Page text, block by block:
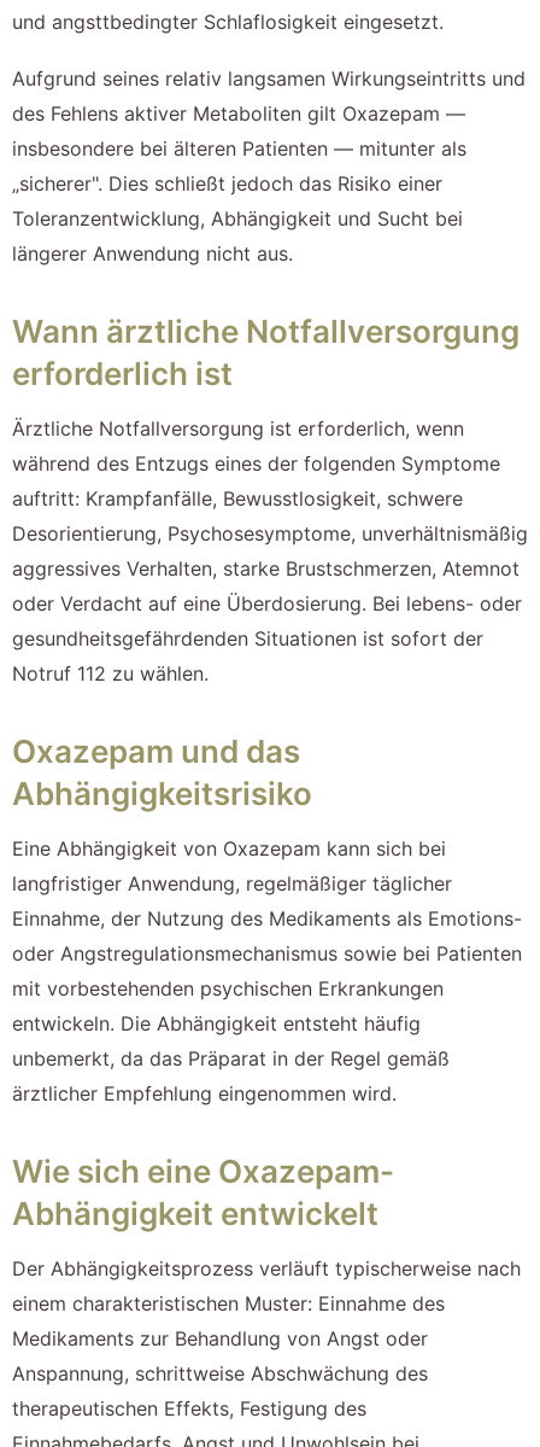
und angsttbedingter Schlaflosigkeit eingesetzt.
Aufgrund seines relativ langsamen Wirkungseintritts und
des Fehlens aktiver Metaboliten gilt Oxazepam —
insbesondere bei älteren Patienten — mitunter als
„sicherer". Dies schließt jedoch das Risiko einer
Toleranzentwicklung, Abhängigkeit und Sucht bei
längerer Anwendung nicht aus.
Wann ärztliche Notfallversorgung
erforderlich ist
Ärztliche Notfallversorgung ist erforderlich, wenn
während des Entzugs eines der folgenden Symptome
auftritt: Krampfanfälle, Bewusstlosigkeit, schwere
Desorientierung, Psychosesymptome, unverhältnismäßig
aggressives Verhalten, starke Brustschmerzen, Atemnot
oder Verdacht auf eine Überdosierung. Bei lebens- oder
gesundheitsgefährdenden Situationen ist sofort der
Notruf 112 zu wählen.
Oxazepam und das
Abhängigkeitsrisiko
Eine Abhängigkeit von Oxazepam kann sich bei
langfristiger Anwendung, regelmäßiger täglicher
Einnahme, der Nutzung des Medikaments als Emotions-
oder Angstregulationsmechanismus sowie bei Patienten
mit vorbestehenden psychischen Erkrankungen
entwickeln. Die Abhängigkeit entsteht häufig
unbemerkt, da das Präparat in der Regel gemäß
ärztlicher Empfehlung eingenommen wird.
Wie sich eine Oxazepam-
Abhängigkeit entwickelt
Der Abhängigkeitsprozess verläuft typischerweise nach
einem charakteristischen Muster: Einnahme des
Medikaments zur Behandlung von Angst oder
Anspannung, schrittweise Abschwächung des
therapeutischen Effekts, Festigung des